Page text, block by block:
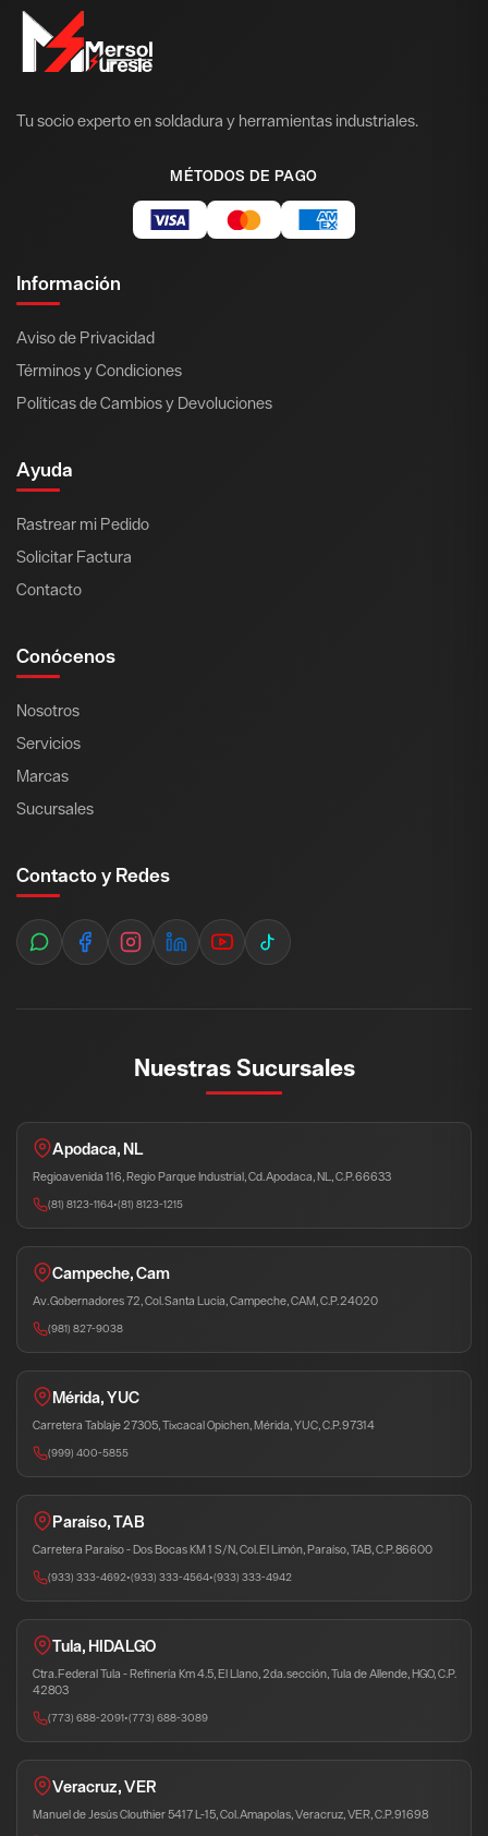
Tu socio experto en soldadura y herramientas industriales.
MÉTODOS DE PAGO
Información
Aviso de Privacidad
Términos y Condiciones
Políticas de Cambios y Devoluciones
Ayuda
Rastrear mi Pedido
Solicitar Factura
Contacto
Conócenos
Nosotros
Servicios
Marcas
Sucursales
Contacto y Redes
Nuestras Sucursales
Apodaca, NL
Regioavenida 116, Regio Parque Industrial, Cd. Apodaca, NL, C.P. 66633
(81) 8123-1164•(81) 8123-1215
Campeche, Cam
Av. Gobernadores 72, Col. Santa Lucia, Campeche, CAM, C.P. 24020
(981) 827-9038
Mérida, YUC
Carretera Tablaje 27305, Tixcacal Opichen, Mérida, YUC, C.P. 97314
(999) 400-5855
Paraíso, TAB
Carretera Paraíso - Dos Bocas KM 1 S/N, Col. El Limón, Paraíso, TAB, C.P. 86600
(933) 333-4692•(933) 333-4564•(933) 333-4942
Tula, HIDALGO
Ctra. Federal Tula - Refinería Km 4.5, El Llano, 2da. sección, Tula de Allende, HGO, C.P.
42803
(773) 688-2091•(773) 688-3089
Veracruz, VER
Manuel de Jesús Clouthier 5417 L-15, Col. Amapolas, Veracruz, VER, C.P. 91698